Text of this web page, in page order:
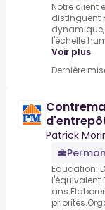
Notre client
distinguent
l'échelle
Voir plus
Dernière
Patrick
Education: